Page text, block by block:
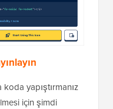
yapıştırmanız
için şimdi